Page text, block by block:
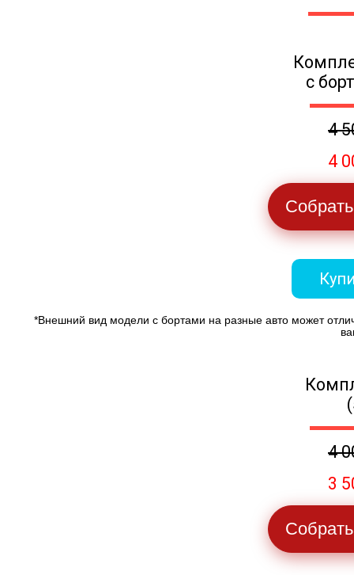
с
4
4
*Внешний вид модели с бортами на разные авто может
4
3